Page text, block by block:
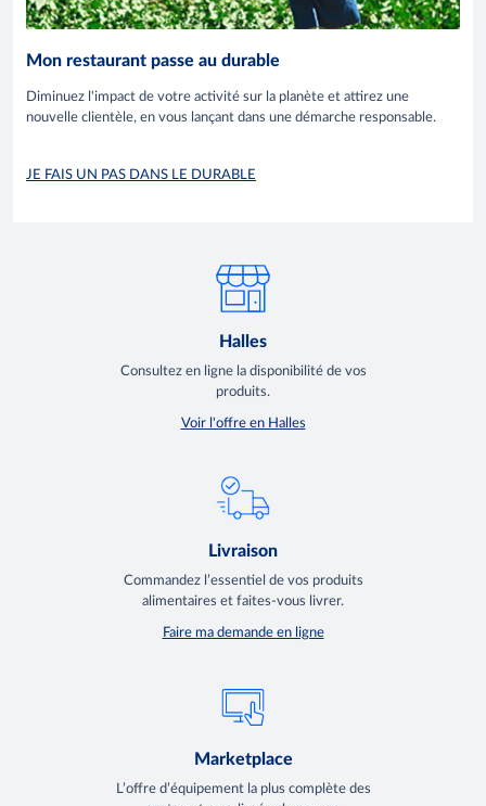
Mon restaurant passe au durable
Diminuez l'impact de votre activité sur la planète et attirez une
nouvelle clientèle, en vous lançant dans une démarche responsable.
JE FAIS UN PAS DANS LE DURABLE
Halles
Consultez en ligne la disponibilité de vos
produits.
Voir l'offre en Halles
Livraison
Commandez l’essentiel de vos produits
alimentaires et faites-vous livrer.
Faire ma demande en ligne
Marketplace
L’offre d’équipement la plus complète des